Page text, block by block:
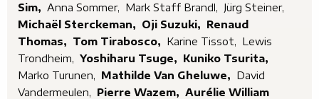
Sim, Anna Sommer, Mark Staff Brandl, Jürg Steiner,
Michaël Sterckeman,
Oji Suzuki, Renaud
Thomas, Tom Tirabosco, Karine Tissot, Lewis
Trondheim, Yoshiharu Tsuge, Kuniko Tsurita,
Marko Turunen, Mathilde Van Gheluwe, David
Vandermeulen, Pierre Wazem, Aurélie William